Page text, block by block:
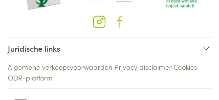
Juridische links
Algemene verkoopsvoorwaarden Privacy disclaimer Cookies
ODR-platform